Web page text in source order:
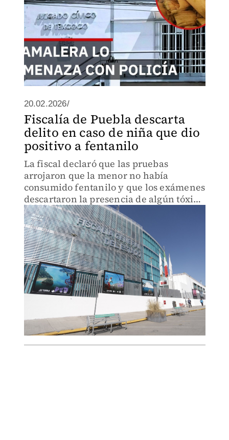
20.02.2026/
Fiscalía de Puebla descarta
delito en caso de niña que dio
positivo a fentanilo
La fiscal declaró que las pruebas
arrojaron que la menor no había
consumido fentanilo y que los exámenes
descartaron la presencia de algún tóxico
o droga en los tamales que había
comido.